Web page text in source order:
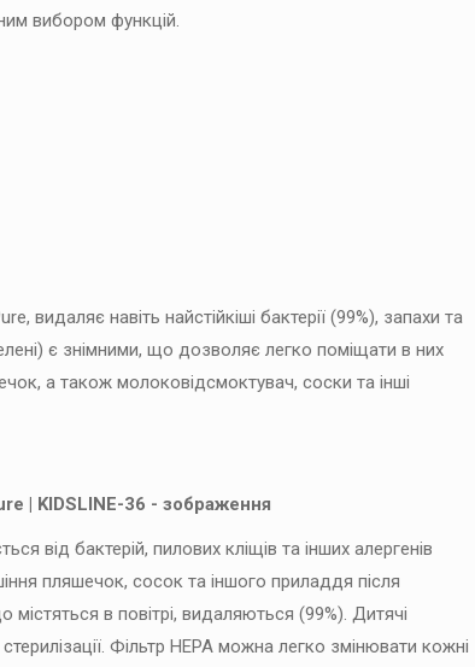
вибором функцій.
видаляє навіть найстійкіші бактерії (99%), запахи та
є знімними, що дозволяє легко поміщати в них
а також молоковідсмоктувач, соски та інші
від бактерій, пилових кліщів та інших алергенів
пляшечок, сосок та іншого приладдя після
в повітрі, видаляються (99%). Дитячі
Фільтр HEPA можна легко змінювати кожні